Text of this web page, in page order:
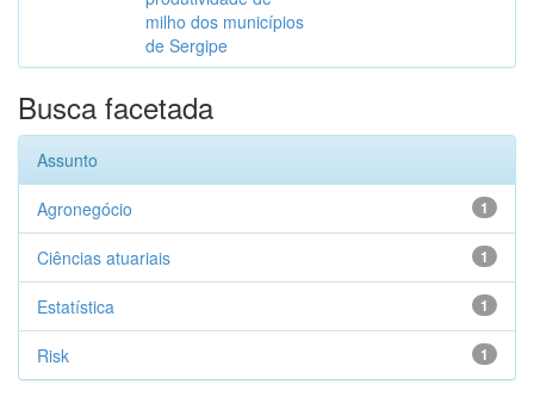
milho dos municípios
de Sergipe
Busca facetada
Assunto
1
Agronegócio
1
Ciências atuariais
1
Estatística
1
Risk